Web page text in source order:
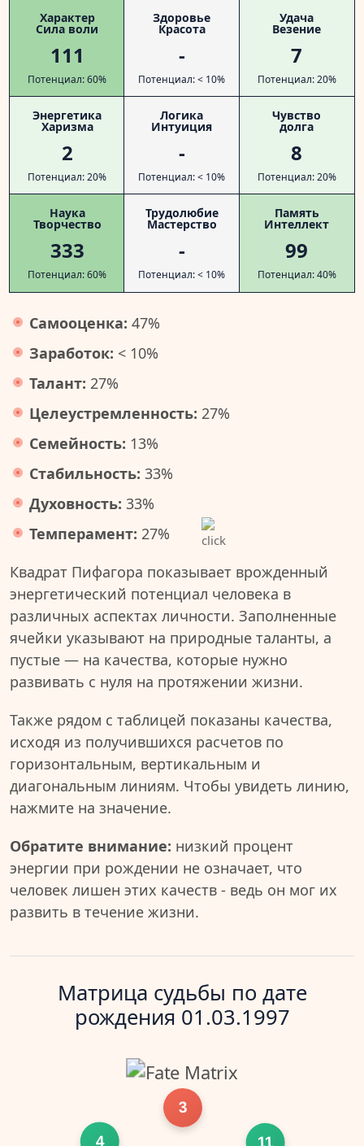
Характер
Сила воли
111
Потенциал: 60%
Здоровье
Красота
-
Потенциал: < 10%
Удача
Везение
7
Потенциал: 20%
Энергетика
Харизма
2
Потенциал: 20%
Логика
Интуиция
-
Потенциал: < 10%
Чувство
долга
8
Потенциал: 20%
Наука
Творчество
333
Потенциал: 60%
Трудолюбие
Мастерство
-
Потенциал: < 10%
Память
Интеллект
99
Потенциал: 40%
Самооценка: 47%
Заработок: < 10%
Талант: 27%
Целеустремленность: 27%
Семейность: 13%
Стабильность: 33%
Духовность: 33%
Темперамент: 27%
Квадрат Пифагора показывает врожденный
энергетический потенциал человека в
различных аспектах личности. Заполненные
ячейки указывают на природные таланты, а
пустые — на качества, которые нужно
развивать с нуля на протяжении жизни.
Также рядом с таблицей показаны качества,
исходя из получившихся расчетов по
горизонтальным, вертикальным и
диагональным линиям. Чтобы увидеть линию,
нажмите на значение.
Обратите внимание: низкий процент
энергии при рождении не означает, что
человек лишен этих качеств - ведь он мог их
развить в течение жизни.
Матрица судьбы по дате
рождения 01.03.1997
3
4 11